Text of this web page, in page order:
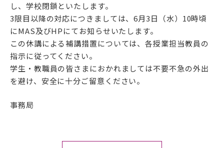
し、学校閉鎖といたします。
3限目以降の対応につきましては、6月3日（水）10時頃
にMAS及びHPにてお知らせいたします。
この休講による補講措置については、各授業担当教員の
指示に従ってください。
学生・教職員の皆さまにおかれましては不要不急の外出
を避け、安全に十分ご留意ください。
事務局